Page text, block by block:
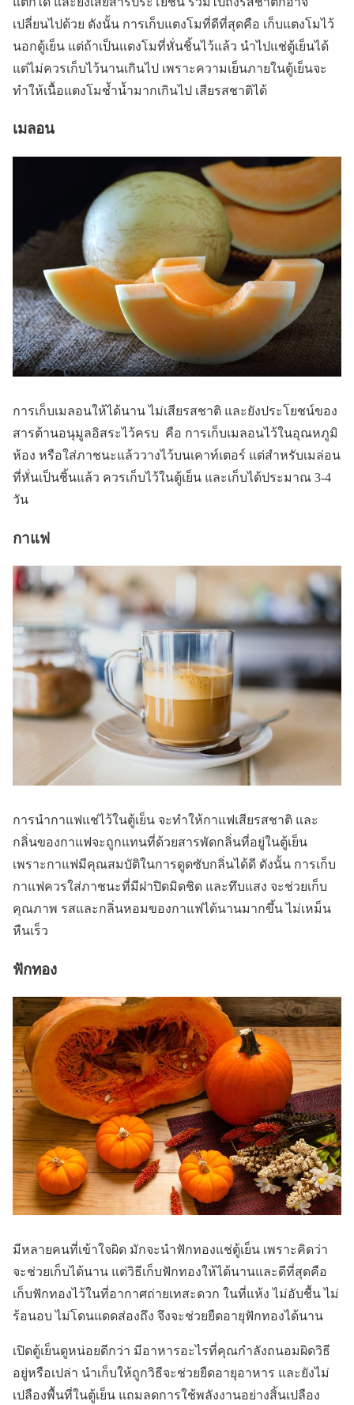
เปลี่ยนไปด้วย ดังนั้น การเก็บแตงโมที่ดีที่สุดคือ เก็บแตงโมไว้
นอกตู้เย็น แต่ถ้าเป็นแตงโมที่หั่นชิ้นไว้แล้ว นำไปแช่ตู้เย็นได้
แต่ไม่ควรเก็บไว้นานเกินไป เพราะความเย็นภายในตู้เย็นจะ
ทำให้เนื้อแตงโมช้ำน้ำมากเกินไป เสียรสชาติได้
เมลอน
การเก็บเมลอนให้ได้นาน ไม่เสียรสชาติ และยังประโยชน์ของ
สารต้านอนุมูลอิสระไว้ครบ คือ การเก็บเมลอนไว้ในอุณหภูมิ
ห้อง หรือใส่ภาชนะแล้ววางไว้บนเคาท์เตอร์ แต่สำหรับเมล่อน
ที่หั่นเป็นชิ้นแล้ว ควรเก็บไว้ในตู้เย็น และเก็บได้ประมาณ 3-4
วัน
กาแฟ
การนำกาแฟแช่ไว้ในตู้เย็น จะทำให้กาแฟเสียรสชาติ และ
กลิ่นของกาแฟจะถูกแทนที่ด้วยสารพัดกลิ่นที่อยู่ในตู้เย็น
เพราะกาแฟมีคุณสมบัติในการดูดซับกลิ่นได้ดี ดังนั้น การเก็บ
กาแฟควรใส่ภาชนะที่มีฝาปิดมิดชิด และทึบแสง จะช่วยเก็บ
คุณภาพ รสและกลิ่นหอมของกาแฟได้นานมากขึ้น ไม่เหม็น
หืนเร็ว
ฟักทอง
มีหลายคนที่เข้าใจผิด มักจะนำฟักทองแช่ตู้เย็น เพราะคิดว่า
จะช่วยเก็บได้นาน แต่วิธีเก็บฟักทองให้ได้นานและดีที่สุดคือ
เก็บฟักทองไว้ในที่อากาศถ่ายเทสะดวก ในที่แห้ง ไม่อับชื้น ไม่
ร้อนอบ ไม่โดนแดดส่องถึง จึงจะช่วยยืดอายุฟักทองได้นาน
เปิดตู้เย็นดูหน่อยดีกว่า มีอาหารอะไรที่คุณกำลังถนอมผิดวิธี
อยู่หรือเปล่า นำเก็บให้ถูกวิธีจะช่วยยืดอายุอาหาร และยังไม่
เปลืองพื้นที่ในตู้เย็น แถมลดการใช้พลังงานอย่างสิ้นเปลือง